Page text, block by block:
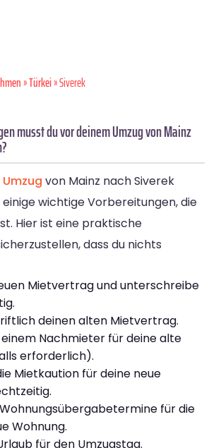
»Türkei» Siverek
musst du vor deinem Umzug von Mainz
Umzug von Mainz nach Siverek
wichtige Vorbereitungen, die
Hier ist eine praktische
dass du nichts
Mietvertrag und unterschreibe
deinen alten Mietvertrag.
Nachmieter für deine alte
erforderlich).
Mietkaution für deine neue
für die
Wohnung.
für den Umzugstag.